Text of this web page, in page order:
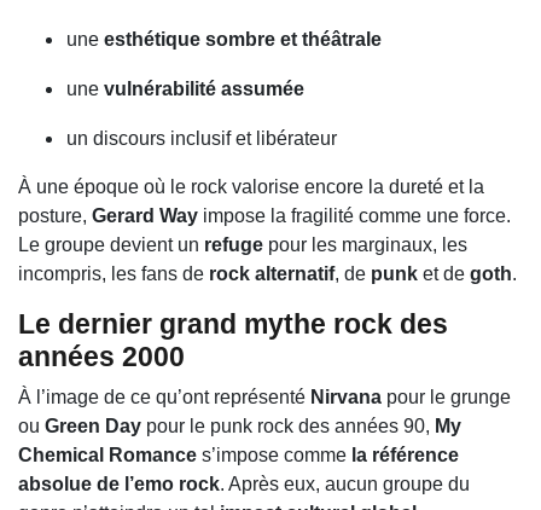
une esthétique sombre et théâtrale
une vulnérabilité assumée
un discours inclusif et libérateur
À une époque où le rock valorise encore la dureté et la
posture, Gerard Way impose la fragilité comme une force.
Le groupe devient un refuge pour les marginaux, les
incompris, les fans de rock alternatif, de punk et de goth.
Le dernier grand mythe rock des
années 2000
À l’image de ce qu’ont représenté Nirvana pour le grunge
ou Green Day pour le punk rock des années 90, My
Chemical Romance s’impose comme la référence
absolue de l’emo rock. Après eux, aucun groupe du